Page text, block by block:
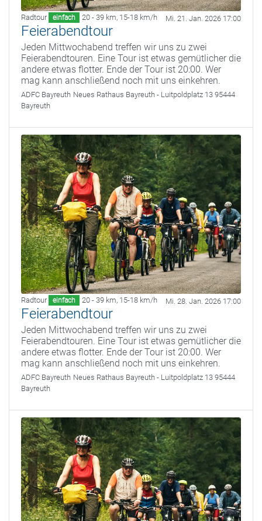
Radtour einfach 20 - 39 km, 15-18 km/h Mi. 21. Jan. 2026 17:00
Feierabendtour
Jeden Mittwochabend treffen wir uns zu zwei
Feierabendtouren. Eine Tour ist etwas gemütlicher die
andere etwas flotter. Ende der Tour ist 20:00. Wer
mag kann anschließend noch mit uns einkehren.
ADFC Bayreuth Neues Rathaus Bayreuth - Luitpoldplatz 13 95444
Bayreuth
Radtour einfach 20 - 39 km, 15-18 km/h Mi. 28. Jan. 2026 17:00
Feierabendtour
Jeden Mittwochabend treffen wir uns zu zwei
Feierabendtouren. Eine Tour ist etwas gemütlicher die
andere etwas flotter. Ende der Tour ist 20:00. Wer
mag kann anschließend noch mit uns einkehren.
ADFC Bayreuth Neues Rathaus Bayreuth - Luitpoldplatz 13 95444
Bayreuth